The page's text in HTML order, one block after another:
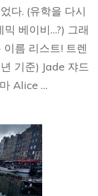
다. (유학을 다시
베이비…?) 그래
름 리스트! 트렌
기준) Jade 쟈드
Alice …